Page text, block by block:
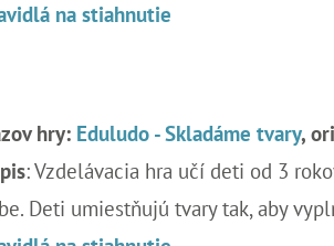
na stiahnutie
hry: Eduludo - Skladáme tvary, o
: Vzdelávacia hra učí deti od 3
Deti umiestňujú tvary tak, aby